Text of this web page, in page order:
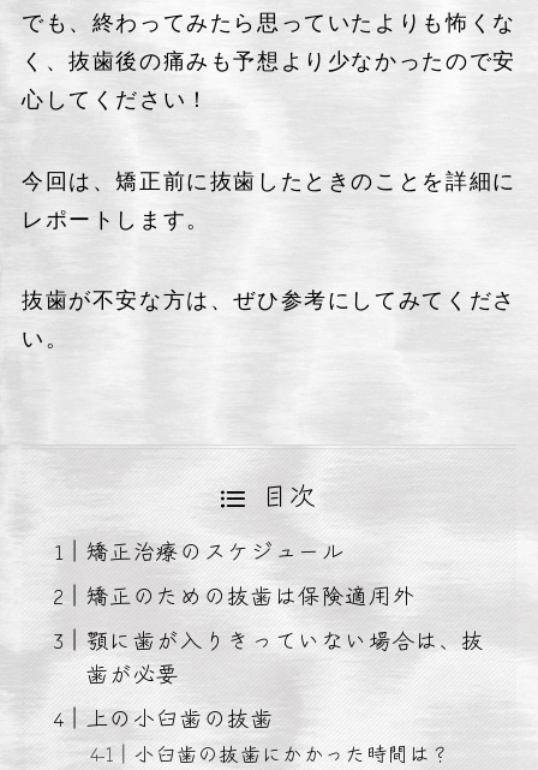
でも、終わってみたら思っていたよりも怖くな
く、抜歯後の痛みも予想より少なかったので安
心してください！
今回は、矯正前に抜歯したときのことを詳細に
レポートします。
抜歯が不安な方は、ぜひ参考にしてみてくださ
い。
目次
矯正治療のスケジュール
矯正のための抜歯は保険適用外
顎に歯が入りきっていない場合は、抜
歯が必要
上の小臼歯の抜歯
小臼歯の抜歯にかかった時間は？